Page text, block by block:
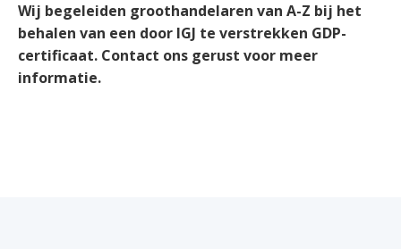
Wij begeleiden groothandelaren van A-Z bij het
behalen van een door IGJ te verstrekken GDP-
certificaat. Contact ons gerust voor meer
informatie.